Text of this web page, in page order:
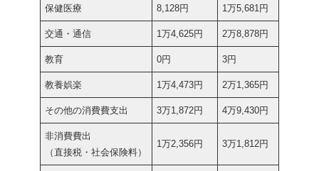
保健医療 8,128円 1万5,681円
交通・通信 1万4,625円 2万8,878円
教育 0円 3円
教養娯楽 1万4,473円 2万1,365円
その他の消費費支出 3万1,872円 4万9,430円
非消費費出
（直接税・社会保険料）
1万2,356円 3万1,812円